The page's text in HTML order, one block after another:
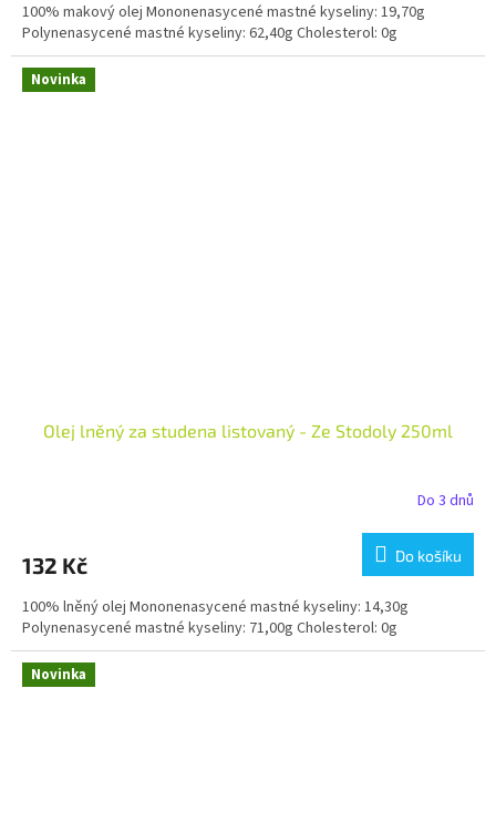
100% makový olej Mononenasycené mastné kyseliny: 19,70g
Polynenasycené mastné kyseliny: 62,40g Cholesterol: 0g
Novinka
Olej lněný za studena listovaný - Ze Stodoly 250ml
Do 3 dnů
132 Kč Do košíku
100% lněný olej Mononenasycené mastné kyseliny: 14,30g
Polynenasycené mastné kyseliny: 71,00g Cholesterol: 0g
Novinka